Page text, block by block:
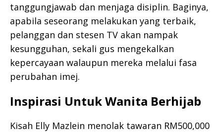
tanggungjawab dan menjaga disiplin. Baginya,
apabila seseorang melakukan yang terbaik,
pelanggan dan stesen TV akan nampak
kesungguhan, sekali gus mengekalkan
kepercayaan walaupun mereka melalui fasa
perubahan imej.
Inspirasi Untuk Wanita Berhijab
Kisah Elly Mazlein menolak tawaran RM500,000